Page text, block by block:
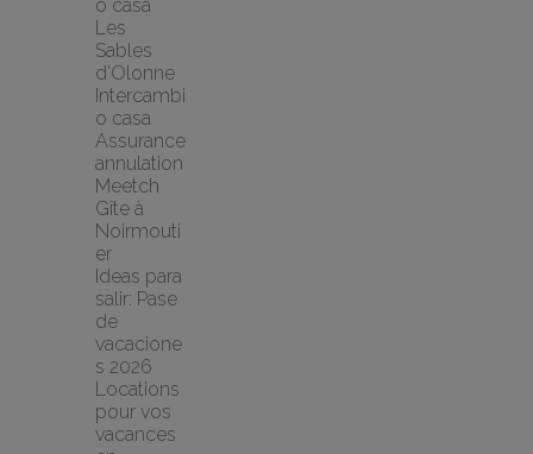
o casa
Les
Sables
d'Olonne
Intercambi
o casa
Assurance
annulation
Meetch
Gîte à
Noirmouti
er
Ideas para
salir: Pase
de
vacacione
s 2026
Locations
pour vos
vacances